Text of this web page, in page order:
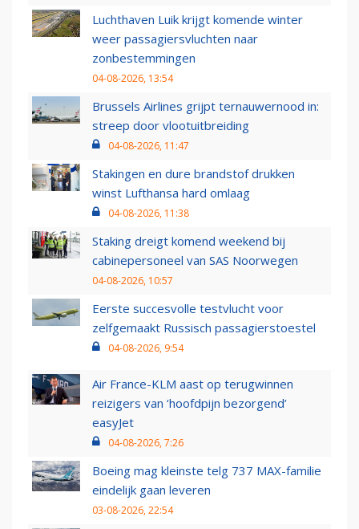
Luchthaven Luik krijgt komende winter
weer passagiersvluchten naar
zonbestemmingen
04-08-2026, 13:54
Brussels Airlines grijpt ternauwernood in:
streep door vlootuitbreiding
04-08-2026, 11:47
Stakingen en dure brandstof drukken
winst Lufthansa hard omlaag
04-08-2026, 11:38
Staking dreigt komend weekend bij
cabinepersoneel van SAS Noorwegen
04-08-2026, 10:57
Eerste succesvolle testvlucht voor
zelfgemaakt Russisch passagierstoestel
04-08-2026, 9:54
Air France-KLM aast op terugwinnen
reizigers van ‘hoofdpijn bezorgend’
easyJet
04-08-2026, 7:26
Boeing mag kleinste telg 737 MAX-familie
eindelijk gaan leveren
03-08-2026, 22:54